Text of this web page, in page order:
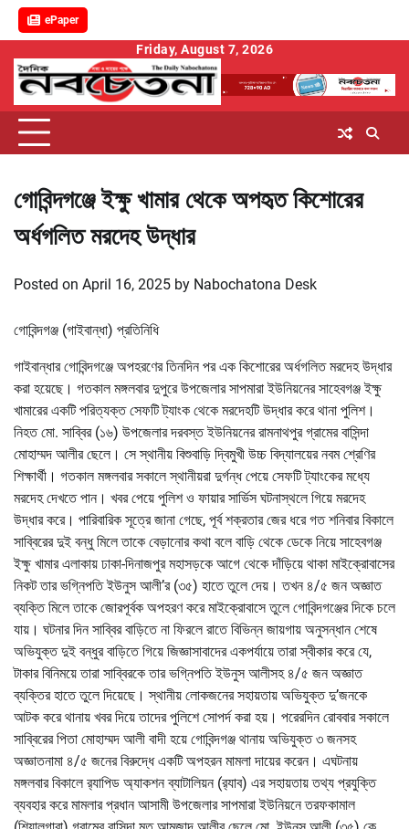
ePaper
content
Friday, August 7, 2026
গোবিন্দগঞ্জে ইক্ষু খামার থেকে অপহৃত কিশোরের
অর্ধগলিত মরদেহ উদ্ধার
Posted on April 16, 2025 by Nabochatona Desk
গোবিন্দগঞ্জ (গাইবান্ধা) প্রতিনিধি
গাইবান্ধার গোবিন্দগঞ্জে অপহরণের তিনদিন পর এক কিশোরের অর্ধগলিত মরদেহ উদ্ধার
করা হয়েছে। গতকাল মঙ্গলবার দুপুরে উপজেলার সাপমারা ইউনিয়নের সাহেবগঞ্জ ইক্ষু
খামারের একটি পরিত্যক্ত সেফটি ট্যাংক থেকে মরদেহটি উদ্ধার করে থানা পুলিশ।
নিহত মো. সাব্বির (১৬) উপজেলার দরবস্ত ইউনিয়নের রামনাথপুর গ্রামের বাসিন্দা
মোহাম্মদ আলীর ছেলে। সে স্থানীয় বিশুবাড়ি দ্বিমুখী উচ্চ বিদ্যালয়ের নবম শ্রেণির
শিক্ষার্থী। গতকাল মঙ্গলবার সকালে স্থানীয়রা দুর্গন্ধ পেয়ে সেফটি ট্যাংকের মধ্যে
মরদেহ দেখতে পান। খবর পেয়ে পুলিশ ও ফায়ার সার্ভিস ঘটনাস্থলে গিয়ে মরদেহ
উদ্ধার করে। পারিবারিক সূত্রে জানা গেছে, পূর্ব শক্রতার জের ধরে গত শনিবার বিকালে
সাব্বিরের দুই বন্ধু মিলে তাকে বেড়ানোর কথা বলে বাড়ি থেকে ডেকে নিয়ে সাহেবগঞ্জ
ইক্ষু খামার এলাকায় ঢাকা-দিনাজপুর মহাসড়কে আগে থেকে দাঁড়িয়ে থাকা মাইক্রোবাসের
নিকট তার ভগ্নিপতি ইউনুস আলী’র (৩৫) হাতে তুলে দেয়। তখন ৪/৫ জন অজ্ঞাত
ব্যক্তি মিলে তাকে জোরপূর্বক অপহরণ করে মাইক্রোবাসে তুলে গোবিন্দগঞ্জের দিকে চলে
যায়। ঘটনার দিন সাব্বির বাড়িতে না ফিরলে রাতে বিভিন্ন জায়গায় অনুসন্ধান শেষে
অভিযুক্ত দুই বন্ধুর বাড়িতে গিয়ে জিজ্ঞাসাবাদের একপর্যায়ে তারা স্বীকার করে যে,
টাকার বিনিময়ে তারা সাব্বিরকে তার ভগ্নিপতি ইউনুস আলীসহ ৪/৫ জন অজ্ঞাত
ব্যক্তির হাতে তুলে দিয়েছে। স্থানীয় লোকজনের সহায়তায় অভিযুক্ত দু’জনকে
আটক করে থানায় খবর দিয়ে তাদের পুলিশে সোপর্দ করা হয়। পরেরদিন রোববার সকালে
সাব্বিরের পিতা মোহাম্মদ আলী বাদী হয়ে গোবিন্দগঞ্জ থানায় অভিযুক্ত ৩ জনসহ
অজ্ঞাতনামা ৪/৫ জনের বিরুদ্ধে একটি অপহরন মামলা দায়ের করেন। এঘটনায়
মঙ্গলবার বিকালে র‌্যাপিড অ্যাকশন ব্যাটালিয়ন (র‌্যাব) এর সহায়তায় তথ্য প্রযুক্তি
ব্যবহার করে মামলার প্রধান আসামী উপজেলার সাপমারা ইউনিয়নে তরফকামাল